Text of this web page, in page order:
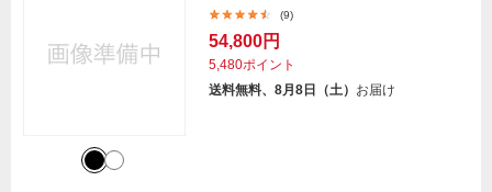
(9)
54,800円
5,480ポイント
送料無料、8月8日（土） お届け